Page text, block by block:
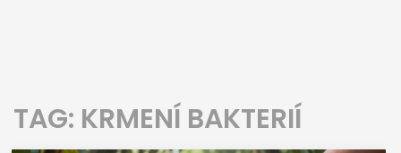
TAG: KRMENÍ BAKTERIÍ